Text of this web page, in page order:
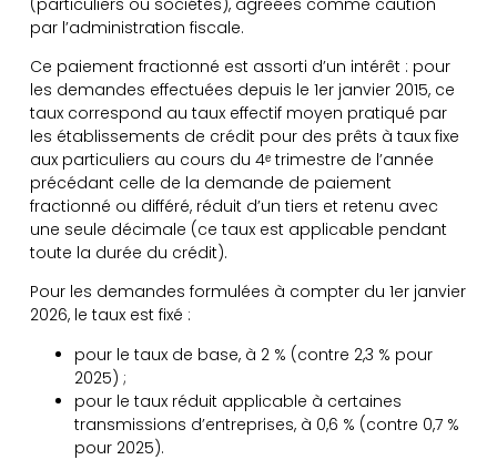
par l’administration fiscale.
Ce paiement fractionné est assorti d’un intérêt : pour
les demandes effectuées depuis le 1er janvier 2015, ce
taux correspond au taux effectif moyen pratiqué par
les établissements de crédit pour des prêts à taux fixe
aux particuliers au cours du 4ᵉ trimestre de l’année
précédant celle de la demande de paiement
fractionné ou différé, réduit d’un tiers et retenu avec
une seule décimale (ce taux est applicable pendant
toute la durée du crédit).
Pour les demandes formulées à compter du 1er janvier
2026, le taux est fixé :
pour le taux de base, à 2 % (contre 2,3 % pour
2025) ;
pour le taux réduit applicable à certaines
transmissions d’entreprises, à 0,6 % (contre 0,7 %
pour 2025).